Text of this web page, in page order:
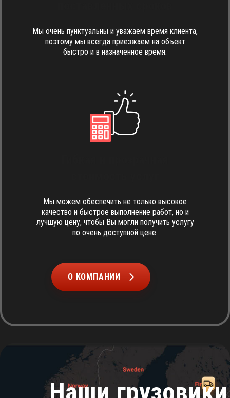
Мы очень пунктуальны и уважаем время клиента,
поэтому мы всегда приезжаем на объект
быстро и в назначенное время.
Мы можем обеспечить не только высокое
качество и быстрое выполнение работ, но и
лучшую цену, чтобы Вы могли получить услугу
по очень доступной цене.
О КОМПАНИИ